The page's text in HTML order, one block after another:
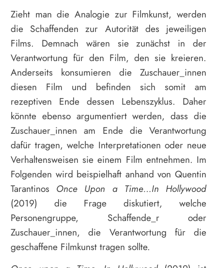
Zieht man die Analogie zur Filmkunst, werden
die Schaffenden zur Autorität des jeweiligen
Films. Demnach wären sie zunächst in der
Verantwortung für den Film, den sie kreieren.
Anderseits konsumieren die Zuschauer_innen
diesen Film und befinden sich somit am
rezeptiven Ende dessen Lebenszyklus. Daher
könnte ebenso argumentiert werden, dass die
Zuschauer_innen am Ende die Verantwortung
dafür tragen, welche Interpretationen oder neue
Verhaltensweisen sie einem Film entnehmen. Im
Folgenden wird beispielhaft anhand von Quentin
Tarantinos Once Upon a Time…In Hollywood
(2019) die Frage diskutiert, welche
Personengruppe, Schaffende_r oder
Zuschauer_innen, die Verantwortung für die
geschaffene Filmkunst tragen sollte.